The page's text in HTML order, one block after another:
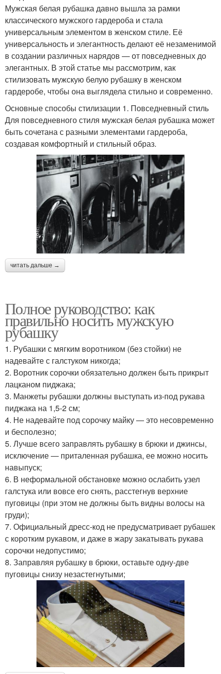
Мужская белая рубашка давно вышла за рамки
классического мужского гардероба и стала
универсальным элементом в женском стиле. Её
универсальность и элегантность делают её незаменимой
в создании различных нарядов — от повседневных до
элегантных. В этой статье мы рассмотрим, как
стилизовать мужскую белую рубашку в женском
гардеробе, чтобы она выглядела стильно и современно.
Основные способы стилизации 1. Повседневный стиль
Для повседневного стиля мужская белая рубашка может
быть сочетана с разными элементами гардероба,
создавая комфортный и стильный образ.
читать дальше →
Полное руководство: как
правильно носить мужскую
рубашку
1. Рубашки с мягким воротником (без стойки) не
надевайте с галстуком никогда;
2. Воротник сорочки обязательно должен быть прикрыт
лацканом пиджака;
3. Манжеты рубашки должны выступать из-под рукава
пиджака на 1,5-2 см;
4. Не надевайте под сорочку майку — это несовременно
и бесполезно;
5. Лучше всего заправлять рубашку в брюки и джинсы,
исключение — приталенная рубашка, ее можно носить
навыпуск;
6. В неформальной обстановке можно ослабить узел
галстука или вовсе его снять, расстегнув верхние
пуговицы (при этом не должны быть видны волосы на
груди);
7. Официальный дресс-код не предусматривает рубашек
с коротким рукавом, и даже в жару закатывать рукава
сорочки недопустимо;
8. Заправляя рубашку в брюки, оставьте одну-две
пуговицы снизу незастегнутыми;